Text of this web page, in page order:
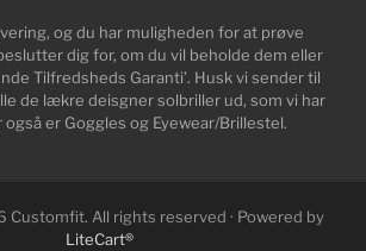
og du har muligheden for at prøve
dig for, om du vil beholde dem eller
Tilfredsheds Garanti’. Husk vi sender til
de lækre deisgner solbriller ud, som vi har
er Goggles og Eyewear/Brillestel.
All rights reserved · Powered by
LiteCart®